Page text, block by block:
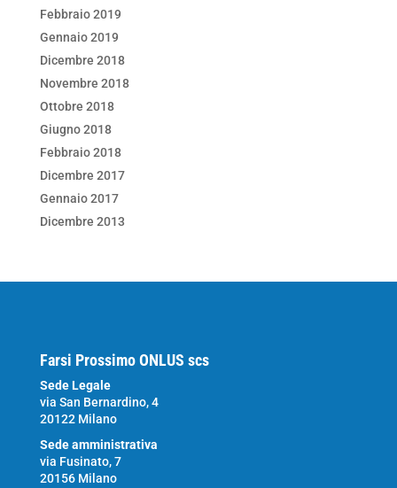
Febbraio 2019
Gennaio 2019
Dicembre 2018
Novembre 2018
Ottobre 2018
Giugno 2018
Febbraio 2018
Dicembre 2017
Gennaio 2017
Dicembre 2013
Farsi Prossimo ONLUS scs
Sede Legale
via San Bernardino, 4
20122 Milano
Sede amministrativa
via Fusinato, 7
20156 Milano